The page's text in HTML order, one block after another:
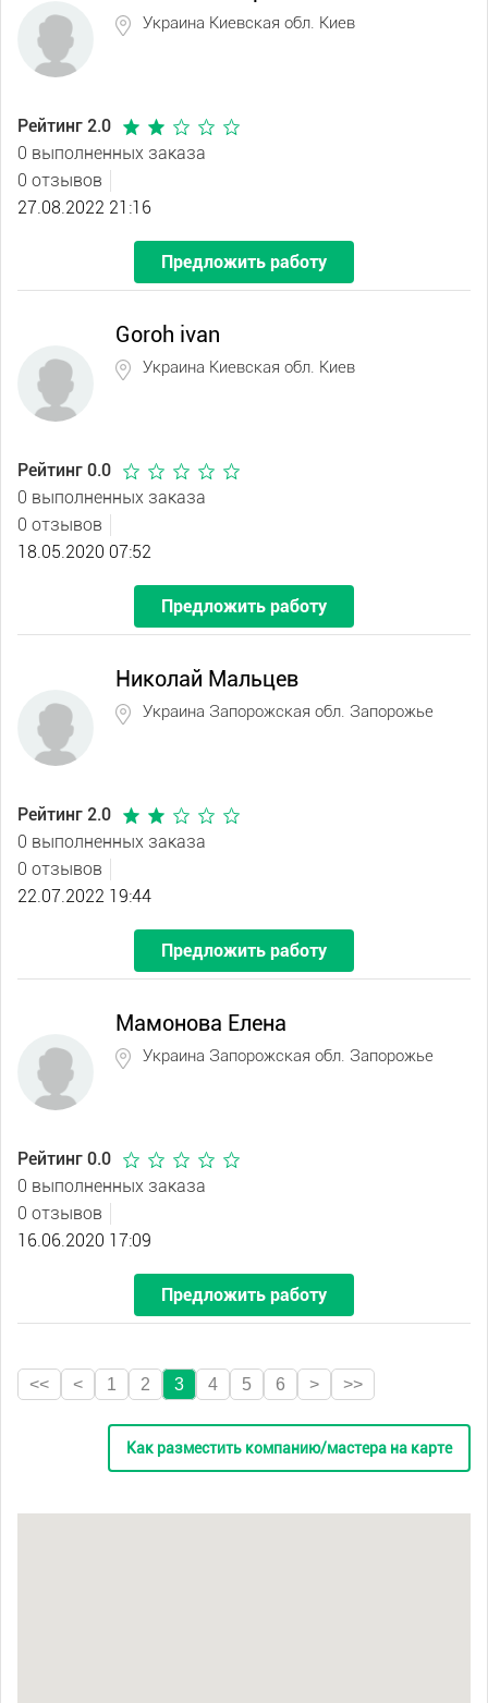
Украина Киевская обл. Киев
Рейтинг 2.0
0 выполненных заказа
0 отзывов
27.08.2022 21:16
Предложить работу
Goroh ivan
Украина Киевская обл. Киев
Рейтинг 0.0
0 выполненных заказа
0 отзывов
18.05.2020 07:52
Предложить работу
Николай Мальцев
Украина Запорожская обл. Запорожье
Рейтинг 2.0
0 выполненных заказа
0 отзывов
22.07.2022 19:44
Предложить работу
Мамонова Елена
Украина Запорожская обл. Запорожье
Рейтинг 0.0
0 выполненных заказа
0 отзывов
16.06.2020 17:09
Предложить работу
<< < 1 2 3 4 5 6 > >>
Как разместить компанию/мастера на карте